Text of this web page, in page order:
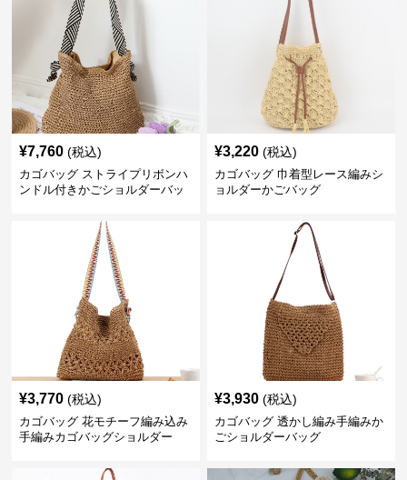
¥7,760 (税込)
カゴバッグ ストライプリボンハ
ンドル付きかごショルダーバッ
¥3,220 (税込)
カゴバッグ 巾着型レース編みシ
ョルダーかごバッグ
¥3,770 (税込)
カゴバッグ 花モチーフ編み込み
手編みカゴバッグショルダー
¥3,930 (税込)
カゴバッグ 透かし編み手編みか
ごショルダーバッグ